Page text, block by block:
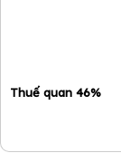
Thuế quan 46%